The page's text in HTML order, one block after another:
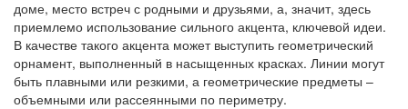
доме, место встреч с родными и друзьями, а, значит, здесь
приемлемо использование сильного акцента, ключевой идеи.
В качестве такого акцента может выступить геометрический
орнамент, выполненный в насыщенных красках. Линии могут
быть плавными или резкими, а геометрические предметы –
объемными или рассеянными по периметру.